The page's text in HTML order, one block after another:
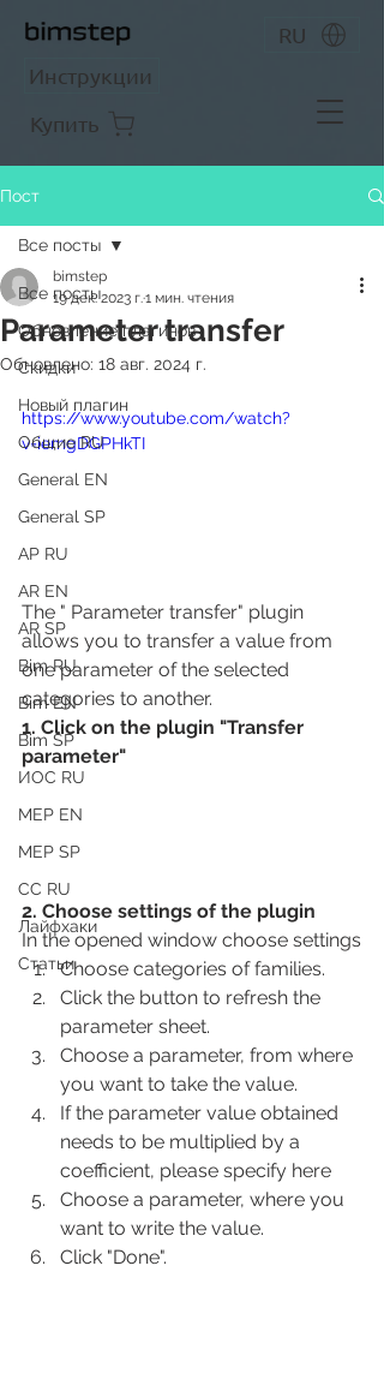
Инструкции
Купить
RU
Пост
Все посты
Обновление плагинов
Скидки
Новый плагин
Общие RU
General EN
General SP
АР RU
AR EN
AR SP
Bim RU
Bim EN
Bim SP
ИОС RU
MEP EN
MEP SP
СС RU
Лайфхаки
Статьи
Все посты
Parameter transfer
bimstep
19 дек. 2023 г.1 мин. чтения
Обновлено: 18 авг. 2024 г.
https://www.youtube.com/watch?
v=iemgDGPHkTI
The " Parameter transfer" plugin
allows you to transfer a value from
one parameter of the selected
categories to another.
1. Click on the plugin "Transfer
parameter"
2. Choose settings of the plugin
In the opened window choose settings
Choose categories of families.
Click the button to refresh the
parameter sheet.
Choose a parameter, from where
you want to take the value.
If the parameter value obtained
needs to be multiplied by a
coefficient, please specify here
Choose a parameter, where you
want to write the value.
Click "Done".